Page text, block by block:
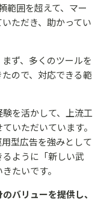
範囲を超えて、マー
ただき、助かってい
ず、多くのツールを
ので、対応できる範
を活かして、上流工
いただいています。
型広告を強みとして
ように「新しい武
たいです。
バリューを提供し、